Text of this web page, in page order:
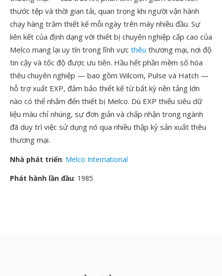
thước tệp và thời gian tải, quan trọng khi người vận hành
chạy hàng trăm thiết kế mỗi ngày trên máy nhiều đầu. Sự
liên kết của định dạng với thiết bị chuyên nghiệp cấp cao của
Melco mang lại uy tín trong lĩnh vực thêu thương mại, nơi độ
tin cậy và tốc độ được ưu tiên. Hầu hết phần mềm số hóa
thêu chuyên nghiệp — bao gồm Wilcom, Pulse và Hatch —
hỗ trợ xuất EXP, đảm bảo thiết kế từ bất kỳ nền tảng lớn
nào có thể nhắm đến thiết bị Melco. Dù EXP thiếu siêu dữ
liệu màu chỉ nhúng, sự đơn giản và chấp nhận trong ngành
đã duy trì việc sử dụng nó qua nhiều thập kỷ sản xuất thêu
thương mại.
Nhà phát triển: Melco International
Phát hành lần đầu: 1985